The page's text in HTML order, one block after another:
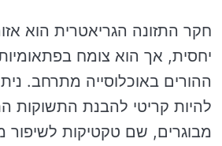
חקר התזונה הגריאטרית הוא
יחסית, אך הוא צומח
ההורים באוכלוסייה מתרחב.
להיות קריטי להבנת התשוקות
מבוגרים, שם טקטיקות לשיפור